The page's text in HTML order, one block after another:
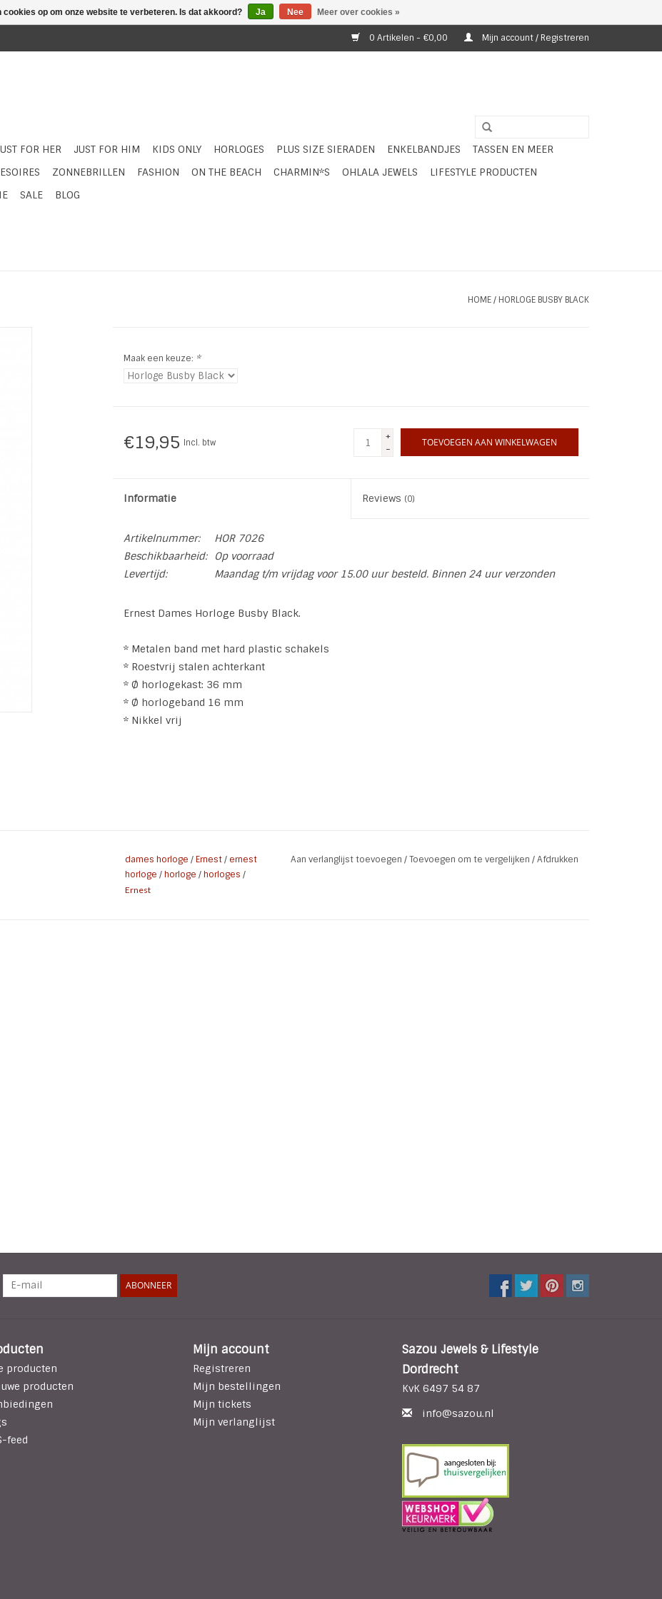
0 Artikelen - €0,00 Mijn account / Registreren
FOR HER JUST FOR HIM KIDS ONLY HORLOGES PLUS SIZE SIERADEN ENKELBANDJES
TASSEN EN MEER
ZONNEBRILLEN FASHION ON THE BEACH CHARMIN*S OHLALA JEWELS
LIFESTYLE PRODUCTEN
SALE BLOG
HOME/ HORLOGE BUSBY BLACK
Maak een keuze: *
€19,95 Incl. btw
+
-
TOEVOEGEN AAN WINKELWAGEN
Informatie Reviews (0)
Artikelnummer:
HOR 7026
Beschikbaarheid:
Op voorraad
Levertijd:
Maandag t/m vrijdag voor 15.00 uur besteld. Binnen 24 uur verzonden
Ernest Dames Horloge Busby Black.
* Metalen band met hard plastic schakels
* Roestvrij stalen achterkant
* Ø horlogekast: 36 mm
* Ø horlogeband 16 mm
* Nikkel vrij
dames horloge /Ernest/ ernest
horloge /horloge /horloges /
Ernest
Aan verlanglijst toevoegen /Toevoegen om te vergelijken /Afdrukken
ABONNEER
producten
producten
feed
Mijn account
Registreren
Mijn bestellingen
Mijn tickets
Mijn verlanglijst
Sazou Jewels & Lifestyle
Dordrecht
KvK 6497 54 87
info@sazou.nl
cookies op om onze website te verbeteren. Is dat akkoord? Ja Nee Meer over cookies »